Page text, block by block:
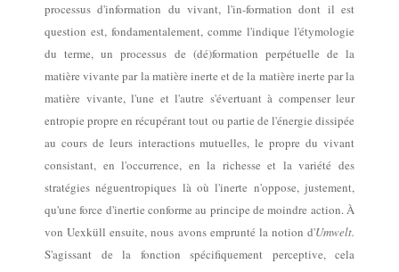
processus d'information du vivant, l'in-formation dont il est
question est, fondamentalement, comme l'indique l'étymologie
du terme, un processus de (dé)formation perpétuelle de la
matière vivante par la matière inerte et de la matière inerte par la
matière vivante, l'une et l'autre s'évertuant à compenser leur
entropie propre en récupérant tout ou partie de l'énergie dissipée
au cours de leurs interactions mutuelles, le propre du vivant
consistant, en l'occurrence, en la richesse et la variété des
stratégies néguentropiques là où l'inerte n'oppose, justement,
qu'une force d'inertie conforme au principe de moindre action.À
von Uexküllensuite, nous avons emprunté la notion d'Umwelt.
S'agissant de la fonction spécifiquement perceptive, cela